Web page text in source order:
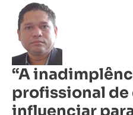
“A
profissional
influenciar
“A
inadimplência
do
profissional
de
cobrança
pode
influenciar
para
que
consiga
melhores
salários,